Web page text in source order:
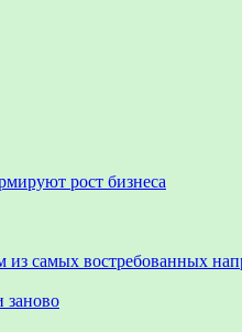
рост бизнеса
из самых востребованных
заново